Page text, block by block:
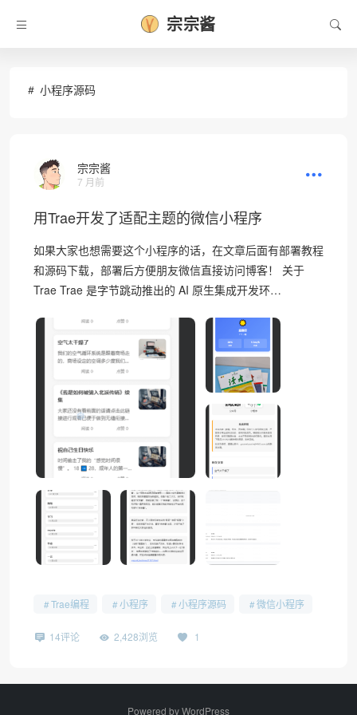
❆
宗宗酱
小程序源码
宗宗酱
7 月前
用Trae开发了适配主题的微信小程序
如果大家也想需要这个小程序的话，在文章后面有部署教程
和源码下载，部署后方便朋友微信直接访问博客！ 关于
Trae Trae 是字节跳动推出的 AI 原生集成开发环…
Trae编程 小程序 小程序源码 微信小程序
14评论 2,428浏览 1
Powered byWordPress